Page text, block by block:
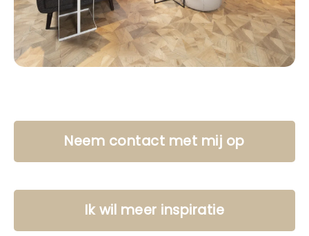
Neem contact met mij op
Ik wil meer inspiratie